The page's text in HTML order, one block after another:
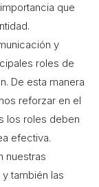
que
y
roles de
De esta manera
reforzar en el
los roles deben
efectiva.
nuestras
también las